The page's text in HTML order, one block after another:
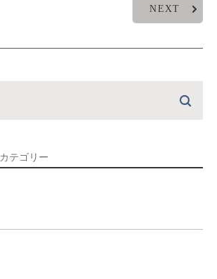
NEXT
カテゴリー